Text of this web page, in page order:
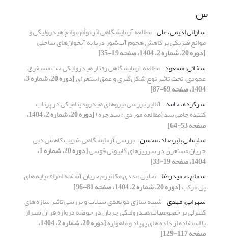
س
سارانی ادیمی، علی مطالعه آزمایشگاهی اثر توأم موانع هیدرولیکی و
موانع فیزیکی بر کاهش هجوم آب‌شور دریا به آبخوان‌های ساحلی
[دوره 20، شماره 2، 1404، صفحه 19-35]
سخائی، مسعود مطالعه آزمایشگاهی رفتار هیدرولیکی جت‌ مستغرق
عمودی، تحت تاثیر نوع شکل‌گیری و عمق استغراق [دوره 20، شماره 3،
1404، صفحه 69-87]
سرکرده، حامد آنالیز بررسی نیروهای هیدرودینامیکی در پرتاب
کننده جامی سد (مطالعه موردی : سد جره) [دوره 20، شماره 2، 1404،
صفحه 53-64]
سلیمانی بابرصاد، محسن بررسی آزمایشگاهی ضریب کاهش دبی
جریان مستغرق در سرریزهای گابیونی قوسی [دوره 20، شماره 1،
1404، صفحه 19-33]
سماع، حمیدرضا تحلیل عددی مکانیزم جریان آشفته اطراف پایه های
پل مرکب[دوره 20، شماره 2، 1404، صفحه 81-96]
سهرابی، مهدی شبیه سازی دو بعدی سیلاب و بررسی تاثیر سازه های
کنترلی بر خصوصیات هیدرولیکی جریان در حوضه دروازه قرآن شیراز
با استفاده از داده های پهپاد و ماهواره [دوره 20، شماره 2، 1404،
صفحه 117-129]